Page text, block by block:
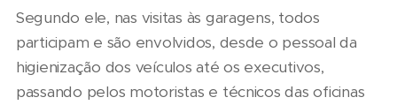
Segundo ele, nas visitas às garagens, todos
participam e são envolvidos, desde o pessoal da
higienização dos veículos até os executivos,
passando pelos motoristas e técnicos das oficinas